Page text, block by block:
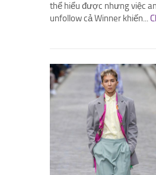
thể hiểu được nhưng việc
unfollow cả Winner khiến...